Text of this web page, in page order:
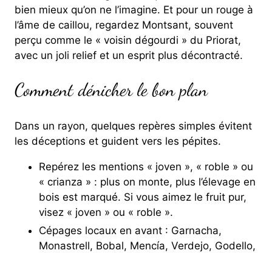
bien mieux qu’on ne l’imagine. Et pour un rouge à
l’âme de caillou, regardez Montsant, souvent
perçu comme le « voisin dégourdi » du Priorat,
avec un joli relief et un esprit plus décontracté.
Comment dénicher le bon plan
Dans un rayon, quelques repères simples évitent
les déceptions et guident vers les pépites.
Repérez les mentions « joven », « roble » ou
« crianza » : plus on monte, plus l’élevage en
bois est marqué. Si vous aimez le fruit pur,
visez « joven » ou « roble ».
Cépages locaux en avant : Garnacha,
Monastrell, Bobal, Mencía, Verdejo, Godello,